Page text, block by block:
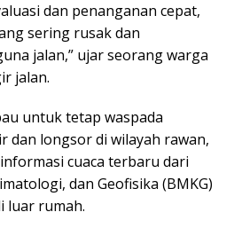
dan penanganan cepat,
sering rusak dan
jalan,” ujar seorang warga
jalan.
untuk tetap waspada
dan longsor di wilayah rawan,
cuaca terbaru dari
dan Geofisika (BMKG)
luar rumah.